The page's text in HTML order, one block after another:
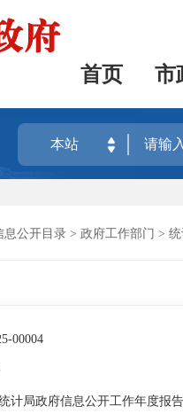
首页 市
本站
息公开目录 > 政府工作部门 >
00004
计局政府信息公开工作年度报告